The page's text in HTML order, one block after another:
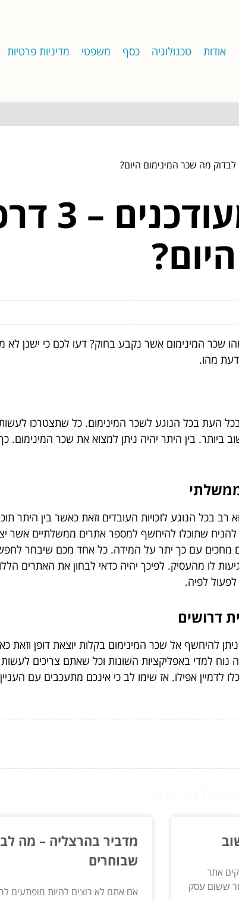
אודות טכנולוגיה כסף משפטי מדיניות פרטיות
שכר המינימום אשר נקבע בחוק? דעו לכם כי ישנן
מהו.
בכל העת בכל הנוגע לשכר המינימום. כל שתצטרכו
ביותר. בין היתר יהיה ניתן למצוא את שכר
רב בכל הנוגע לזכויות העובדים וזאת כאשר בין
שתוכלו להיחשף למספר אתרים ממשלתיים אשר
מחכים עם כך יתר על המידה. כל אחד מכם שיבחר
לו מהעסיק. לפיכך יהיה כדאי לבחון את האתרים
לפיה.
דרושים
להיחשף אל שכר המינימום בקלות יוצאת דופן
נוח למדי באפליקציות השונות וכל שאתם צריכים
לדמיין אפילו. אז שימו לב כי אינכם מתעכבים עם
אתר
ששום עסק
מדביר בהרצליה – מה
שבוחרים
אם אתם לא רוצים להיות מופתעים